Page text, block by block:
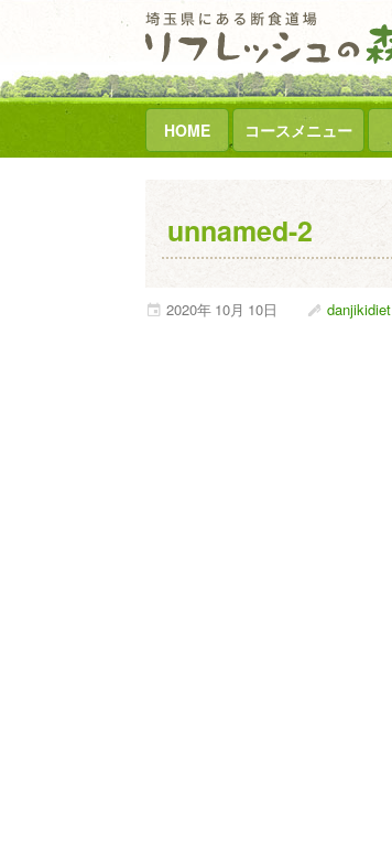
HOME コースメニュー
unnamed-2
2020年 10月 10日 danjikidiet